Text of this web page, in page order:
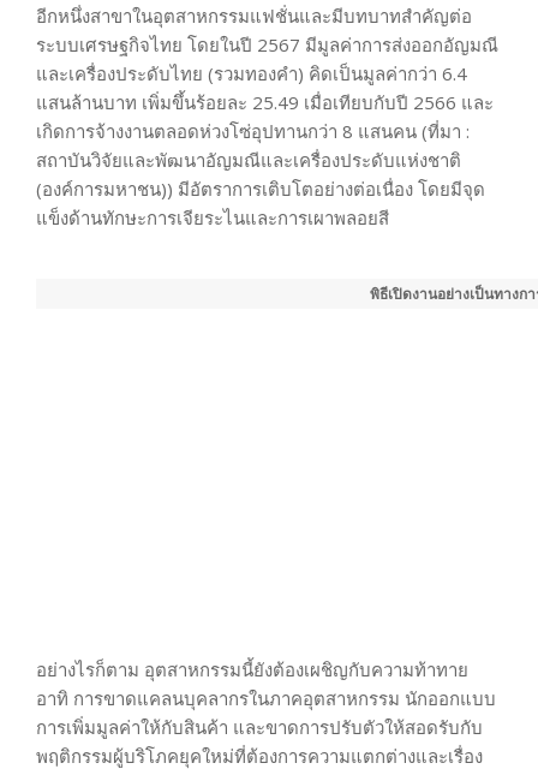
อีกหนึ่งสาขาในอุตสาหกรรมแฟชั่นและมีบทบาทสำคัญต่อ
ระบบเศรษฐกิจไทย โดยในปี 2567 มีมูลค่าการส่งออกอัญมณี
และเครื่องประดับไทย (รวมทองคำ) คิดเป็นมูลค่ากว่า 6.4
แสนล้านบาท เพิ่มขึ้นร้อยละ 25.49 เมื่อเทียบกับปี 2566 และ
เกิดการจ้างงานตลอดห่วงโซ่อุปทานกว่า 8 แสนคน (ที่มา :
สถาบันวิจัยและพัฒนาอัญมณีและเครื่องประดับแห่งชาติ
(องค์การมหาชน)) มีอัตราการเติบโตอย่างต่อเนื่อง โดยมีจุด
แข็งด้านทักษะการเจียระไนและการเผาพลอยสี
พิธีเปิดงานอย่างเป็นทางกา
อย่างไรก็ตาม อุตสาหกรรมนี้ยังต้องเผชิญกับความท้าทาย
อาทิ การขาดแคลนบุคลากรในภาคอุตสาหกรรม นักออกแบบ
การเพิ่มมูลค่าให้กับสินค้า และขาดการปรับตัวให้สอดรับกับ
พฤติกรรมผู้บริโภคยุคใหม่ที่ต้องการความแตกต่างและเรื่อง